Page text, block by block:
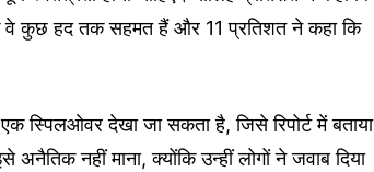
कुछ हद तक सहमत हैं और 11 प्रतिशत ने कहा कि
स्पिलओवर देखा जा सकता है, जिसे रिपोर्ट में बताया
नहीं माना, क्योंकि उन्हीं लोगों ने जवाब दिया